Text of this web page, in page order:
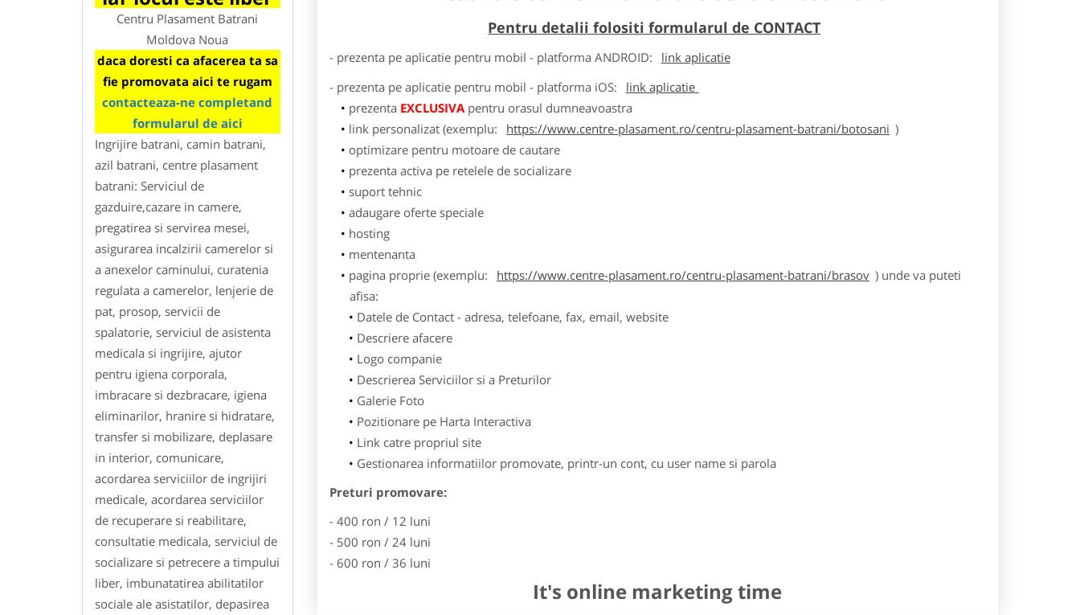
Centru Plasament Batrani
Moldova Noua
daca doresti ca afacerea ta sa
fie promovata aici te rugam
contacteaza-ne completand
formularul de aici
Ingrijire batrani, camin batrani,
azil batrani, centre plasament
batrani: Serviciul de
gazduire,cazare in camere,
pregatirea si servirea mesei,
asigurarea incalzirii camerelor si
a anexelor caminului, curatenia
regulata a camerelor, lenjerie de
pat, prosop, servicii de
spalatorie, serviciul de asistenta
medicala si ingrijire, ajutor
pentru igiena corporala,
imbracare si dezbracare, igiena
eliminarilor, hranire si hidratare,
transfer si mobilizare, deplasare
in interior, comunicare,
acordarea serviciilor de ingrijiri
medicale, acordarea serviciilor
de recuperare si reabilitare,
consultatie medicala, serviciul de
socializare si petrecere a timpului
liber, imbunatatirea abilitatilor
sociale ale asistatilor, depasirea
Pentru detalii folositi formularul de CONTACT
- prezenta pe aplicatie pentru mobil - platforma ANDROID:
link aplicatie
- prezenta pe aplicatie pentru mobil - platforma iOS:
link aplicatie
prezenta EXCLUSIVApentru orasul dumneavoastra
link personalizat (exemplu:
https://www.centre-plasament.ro/centru-plasament-batrani/botosani )
optimizare pentru motoare de cautare
prezenta activa pe retelele de socializare
suport tehnic
adaugare oferte speciale
hosting
mentenanta
pagina proprie (exemplu:
https://www.centre-plasament.ro/centru-plasament-batrani/brasov ) unde va puteti
afisa:
Datele de Contact - adresa, telefoane, fax, email, website
Descriere afacere
Logo companie
Descrierea Serviciilor si a Preturilor
Galerie Foto
Pozitionare pe Harta Interactiva
Link catre propriul site
Gestionarea informatiilor promovate, printr-un cont, cu user name si parola
Preturi promovare:
- 400 ron / 12 luni
- 500 ron / 24 luni
- 600 ron / 36 luni
It's online marketing time